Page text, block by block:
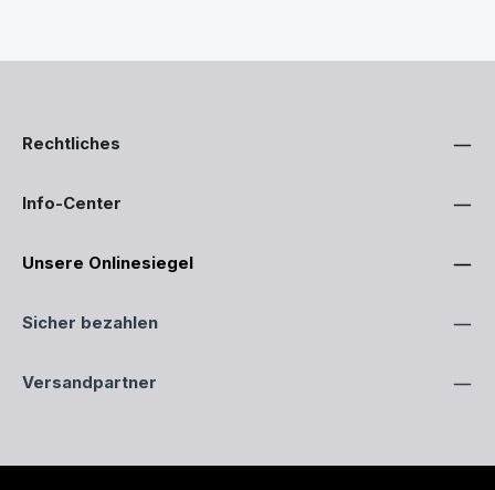
Rechtliches
Info-Center
Unsere Onlinesiegel
Sicher bezahlen
Versandpartner